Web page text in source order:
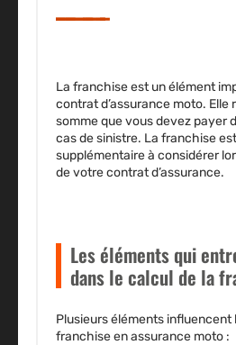
La franchise est un élément
contrat d’assurance moto. Elle
somme que vous devez payer
cas de sinistre. La franchise
supplémentaire à considérer
de votre contrat d’assurance.
Les éléments qui
dans le calcul de la
Plusieurs éléments influencent
franchise en assurance moto :